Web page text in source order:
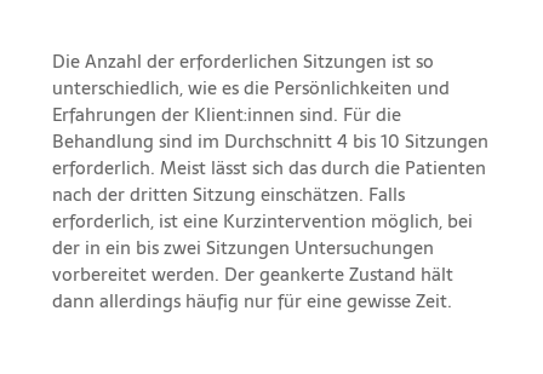
Die Anzahl der erforderlichen Sitzungen ist so
unterschiedlich, wie es die Persönlichkeiten und
Erfahrungen der Klient:innen sind. Für die
Behandlung sind im Durchschnitt 4 bis 10 Sitzungen
erforderlich. Meist lässt sich das durch die Patienten
nach der dritten Sitzung einschätzen. Falls
erforderlich, ist eine Kurzintervention möglich, bei
der in ein bis zwei Sitzungen Untersuchungen
vorbereitet werden. Der geankerte Zustand hält
dann allerdings häufig nur für eine gewisse Zeit.